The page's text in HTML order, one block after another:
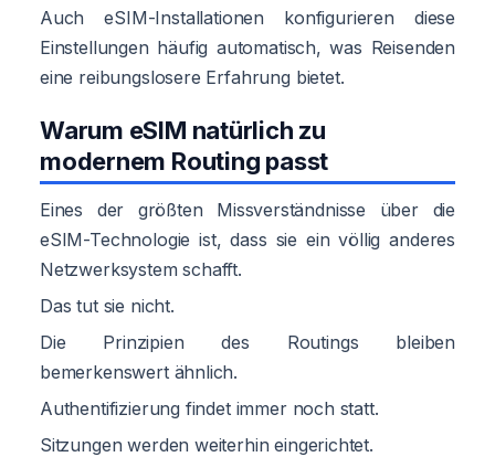
Auch eSIM-Installationen konfigurieren diese
Einstellungen häufig automatisch, was Reisenden
eine reibungslosere Erfahrung bietet.
Warum eSIM natürlich zu
modernem Routing passt
Eines der größten Missverständnisse über die
eSIM-Technologie ist, dass sie ein völlig anderes
Netzwerksystem schafft.
Das tut sie nicht.
Die Prinzipien des Routings bleiben
bemerkenswert ähnlich.
Authentifizierung findet immer noch statt.
Sitzungen werden weiterhin eingerichtet.